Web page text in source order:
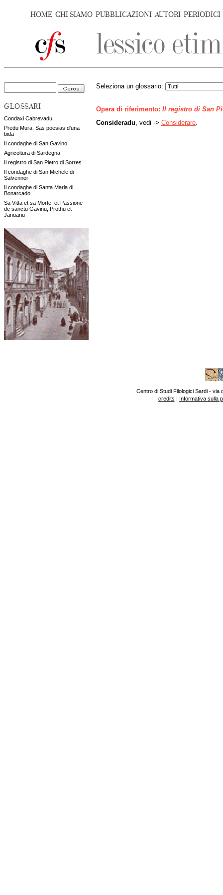
HOME CHI SIAMO PUBBLICAZIONI AUTORI PERIODICI
GLOSSARI
Condaxi Cabrevadu
Predu Mura. Sas poesias d'una
bida
Il condaghe di San Gavino
Agricoltura di Sardegna
Il registro di San Pietro di Sorres
Il condaghe di San Michele di
Salvennor
Il condaghe di Santa Maria di
Bonarcado
Sa Vitta et sa Morte, et Passione
de sanctu Gavinu, Prothu et
Januariu
Seleziona un glossario:
Opera di riferimento: Il registro di San
Consideradu , vedi -> Considerare
Centro di Studi Filologici Sardi - via
credits | Informativa sulla